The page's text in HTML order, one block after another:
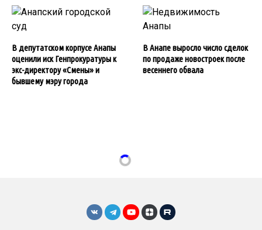
В депутатском корпусе Анапы
оценили иск Генпрокуратуры к
экс-директору «Смены» и
бывшему мэру города
В Анапе выросло число сделок
по продаже новостроек после
весеннего обвала